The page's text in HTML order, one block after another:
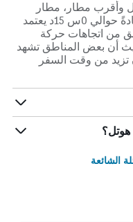
هوتل وأقرب مطار، مطار
سلطان أزلان شاه، تستغرق القيادة عادةً حوالي 0س 15د يعتمد
من اتجاهات حركة
أن بعض المناطق تشهد
من وقت السفر
هوتل؟
الشائعة